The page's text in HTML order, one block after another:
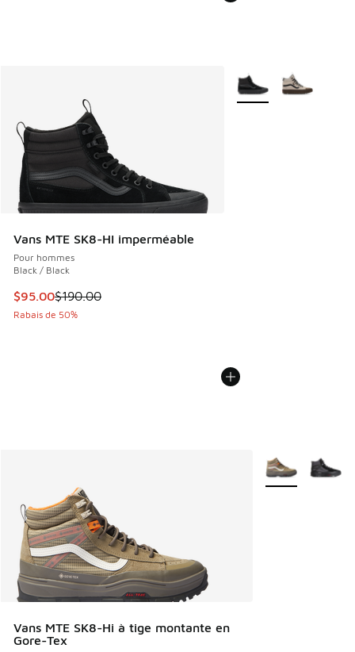
Vans MTE SK8-HI imperméable
Pour hommes
Black / Black
Cet article est en solde. Le prix est passé de $190.00 à
$95.00$190.00
Rabais de 50%
Plus de couleurs
Vans MTE SK8-Hi à tige montante en
Gore-Tex
Plus de couleurs